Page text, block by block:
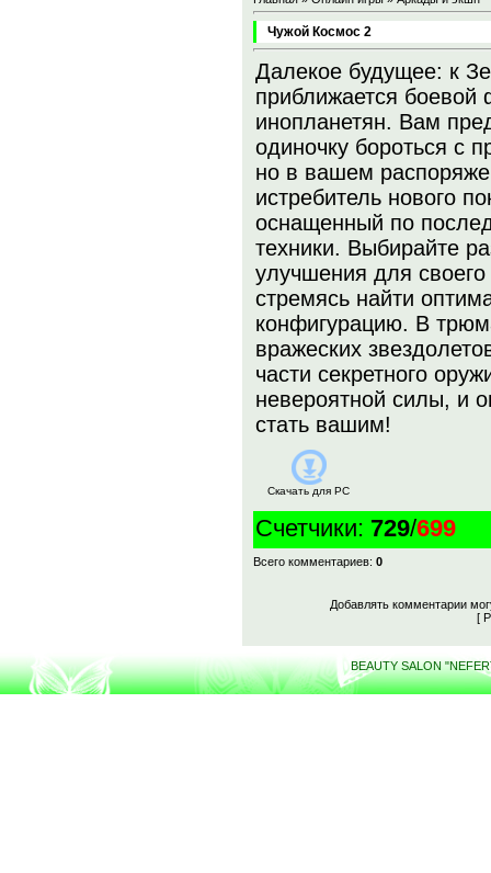
Чужой Космос 2
Далекое будущее: к
приближается боевой
инопланетян. Вам
одиночку бороться с
но в вашем
истребитель нового
оснащенный по
техники. Выбирайте
улучшения для своего
стремясь найти
конфигурацию. В
вражеских
части секретного
невероятной силы, и
стать вашим!
Скачать для PC
Счетчики: 729/699
Всего комментариев: 0
Добавлять комментарии
[
BEAUTY SALON